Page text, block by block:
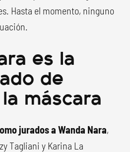
Hasta el momento, ninguno
es la
de
máscara
jurados a Wanda Nara,
Tagliani y Karina La